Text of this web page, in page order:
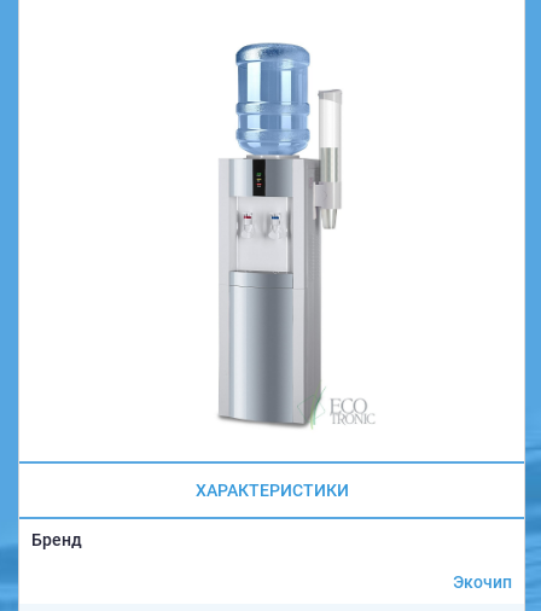
ХАРАКТЕРИСТИКИ
Бренд
Экочип